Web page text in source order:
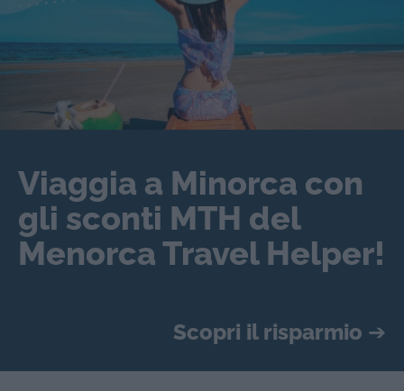
Viaggia a Minorca con
gli sconti MTH del
Menorca Travel Helper!
Scopri il risparmio ➔